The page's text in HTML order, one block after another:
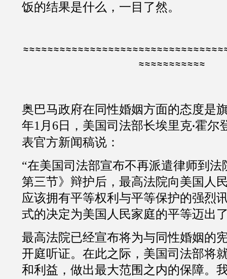
饭的结果是什么，一目了然。
≈≈≈≈≈≈≈≈≈≈≈
奥巴马政府在同性婚姻方面的态度是
年1 月 6日，美国司法部长埃里克·霍尔
表官方新闻稿说：
“在美国司法部宣布不再派遣律师到法
第三节》辩护后，最高法院向美国人
应该拥有平等权利与平等保护的强烈
式的决定为美国人民家庭的平等迈出
最高法院已经宣布将为与同性婚姻的
开庭听证。在此之际，美国司法部将
和利益，做出最大范围之内的保障。